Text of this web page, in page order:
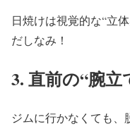
日焼けは視覚的な“立体
だしなみ！
3. 直前の“腕立
ジムに行かなくても